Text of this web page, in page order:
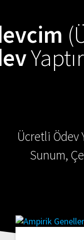
Ücretli Ödev
Sunum,